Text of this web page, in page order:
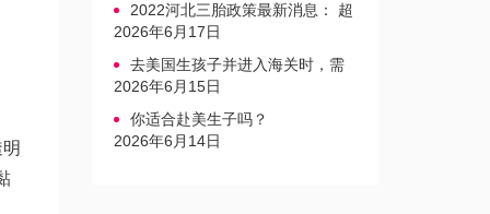
2022河北三胎政策最新消息： 超
生三孩不再缴纳社会抚养费
2026年6月17日
去美国生孩子并进入海关时，需
要注意的事项是什么？
2026年6月15日
你适合赴美生子吗？
2026年6月14日